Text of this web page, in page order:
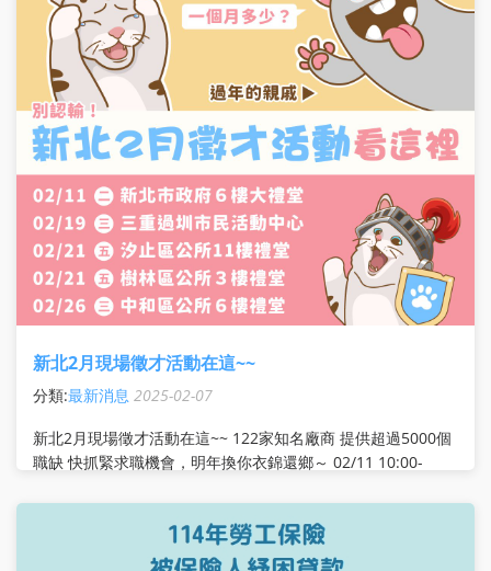
新北2月現場徵才活動在這~~
分類:最新消息 2025-02-07
新北2月現場徵才活動在這~~ 122家知名廠商 提供超過5000個
職缺 快抓緊求職機會，明年換你衣錦還鄉～ 02/11 10:00-